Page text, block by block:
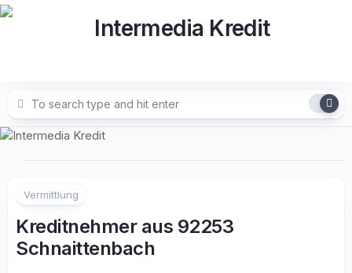
Skip
Vermittlung
Kreditnehmer aus 92253
Schnaittenbach